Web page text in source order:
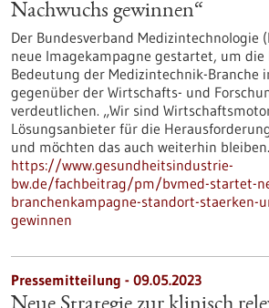
Nachwuchs gewinnen“
Der Bundesverband Medizintechnologie
neue Imagekampagne gestartet, um die
Bedeutung der Medizintechnik-Branche
gegenüber der Wirtschafts- und
verdeutlichen. „Wir sind
Lösungsanbieter für die
und möchten das auch weiterhin bleiben.
https://www.gesundheitsindustrie-
bw.de/fachbeitrag/pm/bvmed-startet-
branchenkampagne-standort-staerken-
gewinnen
Pressemitteilung - 09.05.2023